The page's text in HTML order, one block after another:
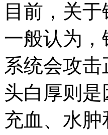
目前，关
一般认为
系统会攻
头白厚则
充血、水